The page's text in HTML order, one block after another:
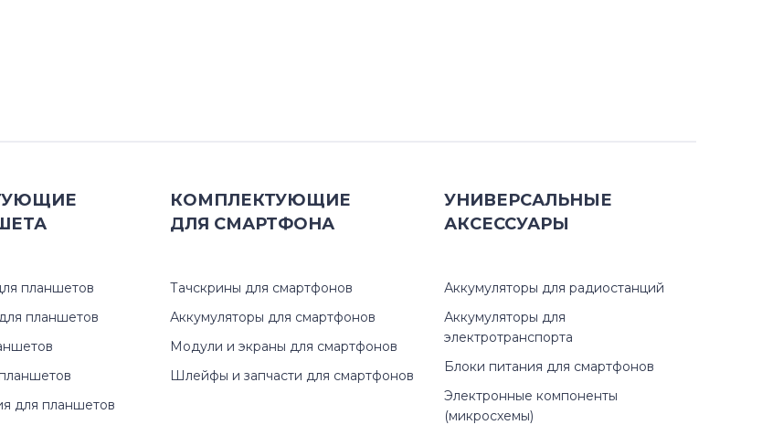
планшетов
планшетов
для планшетов
КОМПЛЕКТУЮЩИЕ
ДЛЯ СМАРТФОНА
Тачскрины для смартфонов
Аккумуляторы для смартфонов
Модули и экраны для смартфонов
Шлейфы и запчасти для смартфонов
УНИВЕРСАЛЬНЫЕ
АКСЕССУАРЫ
Аккумуляторы для радиостанций
Аккумуляторы для
электротранспорта
Блоки питания для смартфонов
Электронные компоненты
(микросхемы)